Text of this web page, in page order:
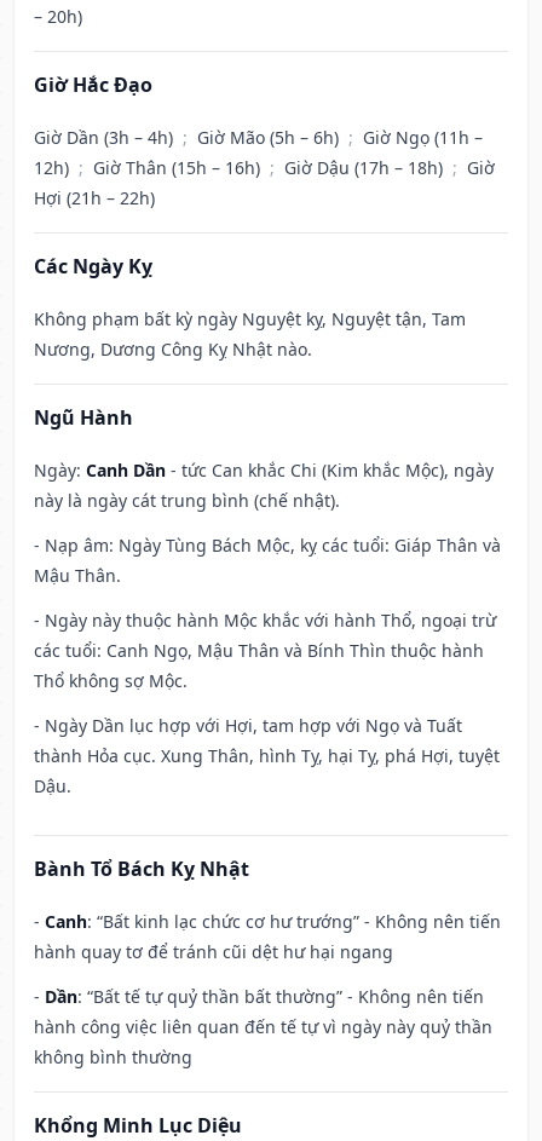
– 20h)
Giờ Hắc Đạo
Giờ Dần (3h – 4h) ; Giờ Mão (5h – 6h) ; Giờ Ngọ (11h –
12h) ; Giờ Thân (15h – 16h) ; Giờ Dậu (17h – 18h) ; Giờ
Hợi (21h – 22h)
Các Ngày Kỵ
Không phạm bất kỳ ngày Nguyệt kỵ, Nguyệt tận, Tam
Nương, Dương Công Kỵ Nhật nào.
Ngũ Hành
Ngày: Canh Dần - tức Can khắc Chi (Kim khắc Mộc), ngày
này là ngày cát trung bình (chế nhật).
- Nạp âm: Ngày Tùng Bách Mộc, kỵ các tuổi: Giáp Thân và
Mậu Thân.
- Ngày này thuộc hành Mộc khắc với hành Thổ, ngoại trừ
các tuổi: Canh Ngọ, Mậu Thân và Bính Thìn thuộc hành
Thổ không sợ Mộc.
- Ngày Dần lục hợp với Hợi, tam hợp với Ngọ và Tuất
thành Hỏa cục. Xung Thân, hình Tỵ, hại Tỵ, phá Hợi, tuyệt
Dậu.
Bành Tổ Bách Kỵ Nhật
- Canh: “Bất kinh lạc chức cơ hư trướng” - Không nên tiến
hành quay tơ để tránh cũi dệt hư hại ngang
- Dần: “Bất tế tự quỷ thần bất thường” - Không nên tiến
hành công việc liên quan đến tế tự vì ngày này quỷ thần
không bình thường
Khổng Minh Lục Diệu